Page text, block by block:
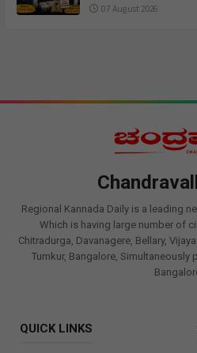
07 August 2026
Regional Kannada Daily is a leading
Which is having large number of
Chitradurga, Davanagere, Bellary,
Tumkur, Bangalore,
QUICK LINKS